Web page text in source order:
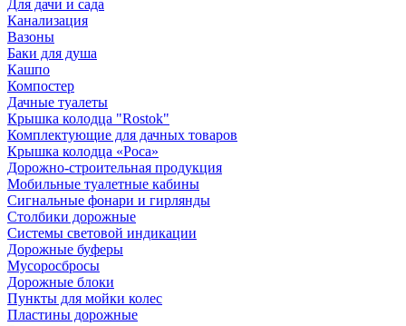
Для дачи и сада
Канализация
Вазоны
Баки для душа
Кашпо
Компостер
Дачные туалеты
Крышка колодца "Rostok"
Комплектующие для дачных товаров
Крышка колодца «Роса»
Дорожно-строительная продукция
Мобильные туалетные кабины
Сигнальные фонари и гирлянды
Столбики дорожные
Системы световой индикации
Дорожные буферы
Мусоросбросы
Дорожные блоки
Пункты для мойки колес
Пластины дорожные